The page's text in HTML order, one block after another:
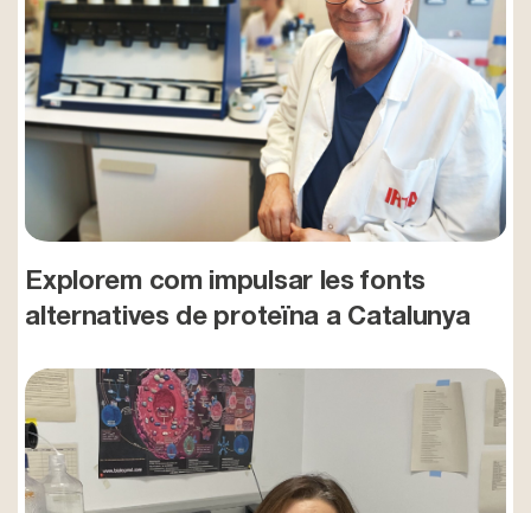
Explorem com impulsar les fonts
alternatives de proteïna a Catalunya